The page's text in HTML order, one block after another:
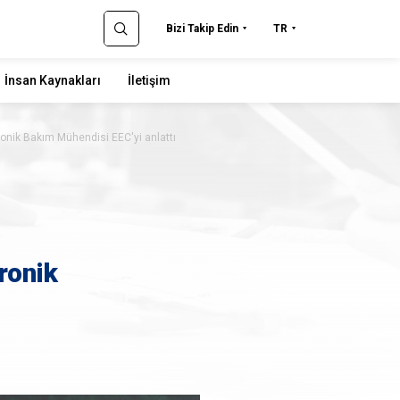
Bizi Takip Edin TR
İnsan Kaynakları İletişim
Bakım Mühendisi EEC'yi anlattı